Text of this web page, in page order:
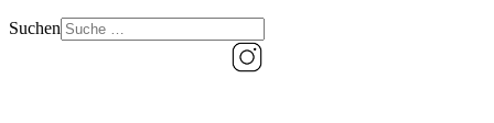
Suchen